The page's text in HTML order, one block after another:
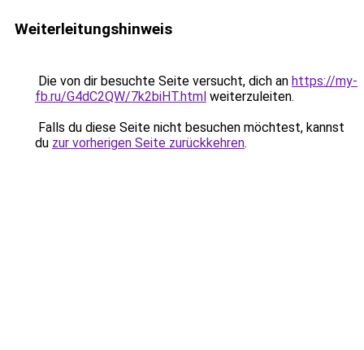
Weiterleitungshinweis
Die von dir besuchte Seite versucht, dich an https://my-
fb.ru/G4dC2QW/7k2biHT.html weiterzuleiten.
Falls du diese Seite nicht besuchen möchtest, kannst
du zur vorherigen Seite zurückkehren.